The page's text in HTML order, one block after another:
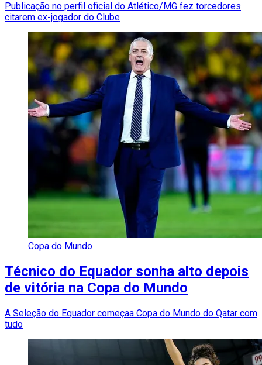
Publicação no perfil oficial do Atlético/MG fez torcedores
citarem ex-jogador do Clube
Copa do Mundo
Técnico do Equador sonha alto depois
de vitória na Copa do Mundo
A Seleção do Equador começaa Copa do Mundo do Qatar com
tudo